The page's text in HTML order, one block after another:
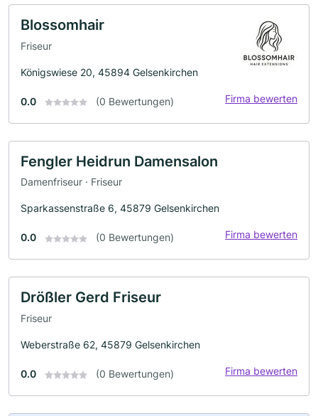
Blossomhair
Friseur
Königswiese 20, 45894 Gelsenkirchen
0.0 (0 Bewertungen) Firma bewerten
Fengler Heidrun Damensalon
Damenfriseur · Friseur
Sparkassenstraße 6, 45879 Gelsenkirchen
0.0 (0 Bewertungen) Firma bewerten
Drößler Gerd Friseur
Friseur
Weberstraße 62, 45879 Gelsenkirchen
0.0 (0 Bewertungen) Firma bewerten